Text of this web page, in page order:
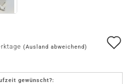
(Ausland abweichend)
gewünscht?: